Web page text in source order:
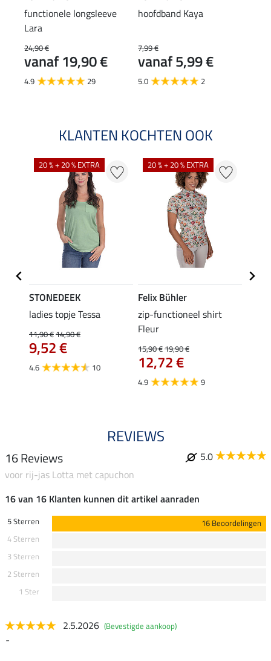
functionele longsleeve
Lara
24,90 €
vanaf 19,90 €
4.9 29
hoofdband Kaya
7,99 €
vanaf 5,99 €
5.0 2
KLANTEN KOCHTEN OOK
20 % + 20 % EXTRA
STONEDEEK
ladies topje Tessa
11,90 €14,90 €
9,52 €
4.6 10
20 % + 20 % EXTRA
Felix Bühler
zip-functioneel shirt
Fleur
15,90 €19,90 €
12,72 €
4.9 9
REVIEWS
16 Reviews
5.0
voor rij-jas Lotta met capuchon
16 van 16 Klanten kunnen dit artikel aanraden
5 Sterren
16 Beoordelingen
4 Sterren
3 Sterren
2 Sterren
1 Ster
2.5.2026 (Bevestigde aankoop)
-